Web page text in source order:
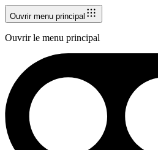
Ouvrir menu principal
Ouvrir le menu principal